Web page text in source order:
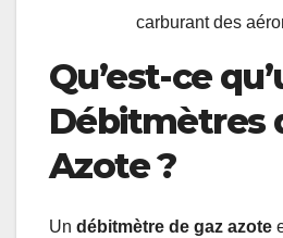
carburant des
Qu’est-ce
Débitmètres
Azote ?
Un débitmètre de gaz azote